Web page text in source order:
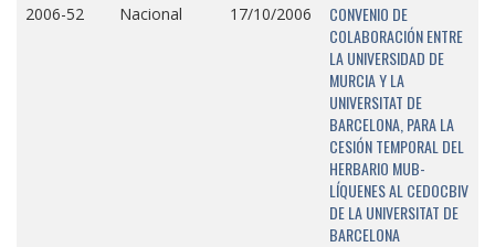
2006-52 Nacional 17/10/2006
CONVENIO DE
COLABORACIÓN ENTRE
LA UNIVERSIDAD DE
MURCIA Y LA
UNIVERSITAT DE
BARCELONA, PARA LA
CESIÓN TEMPORAL DEL
HERBARIO MUB-
LÍQUENES AL CEDOCBIV
DE LA UNIVERSITAT DE
BARCELONA